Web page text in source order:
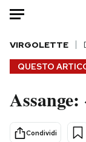
HOME
Italia
Politica
QUESTO
VIRGOLETTE
Condividi